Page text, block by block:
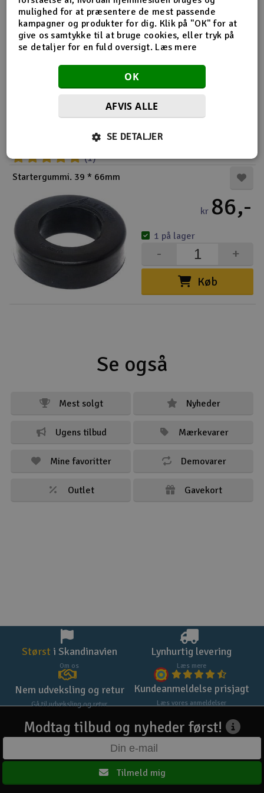
(3)
Køb
Hudy Starter Box 1/8 buggy og truggy
(1)
1.195,-
-
Startergummi. 39 * 66mm
kr 86,-
Køb
+
-
1 på lager
Se også
Mest solgt Nyheder
Ugens tilbud Mærkevarer
Mine favoritter Demovarer
Outlet Gavekort
Størst i Skandinavien
Om os
Lynhurtig levering
Læs mere
Nem udveksling og retur
Gå til udveksling og retur
Kundeanmeldelse prisjagt
Læs vores anmeldelser
Modtag tilbud og nyheder først!
Tilmeld mig
mulighed for at præsentere de mest passende
kampagner og produkter for dig. Klik på "OK" for at
give os samtykke til at bruge cookies, eller tryk på
se detaljer for en fuld oversigt. Læs mere
OK
AFVIS ALLE
SE DETALJER